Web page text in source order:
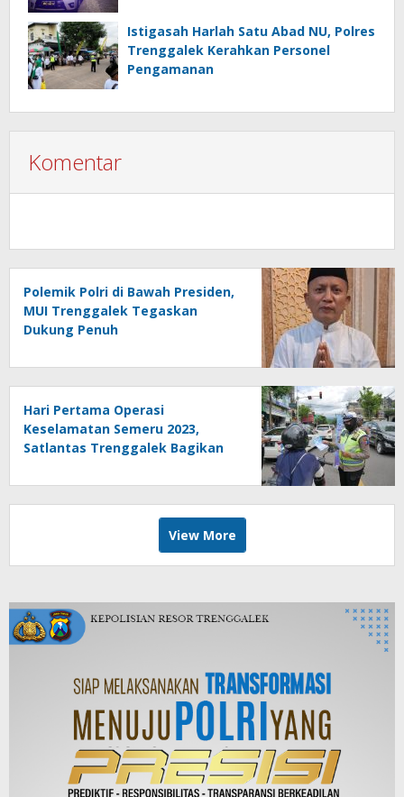
Istigasah Harlah Satu Abad NU, Polres
Trenggalek Kerahkan Personel
Pengamanan
Komentar
Polemik Polri di Bawah Presiden,
MUI Trenggalek Tegaskan
Dukung Penuh
Hari Pertama Operasi
Keselamatan Semeru 2023,
Satlantas Trenggalek Bagikan
View More